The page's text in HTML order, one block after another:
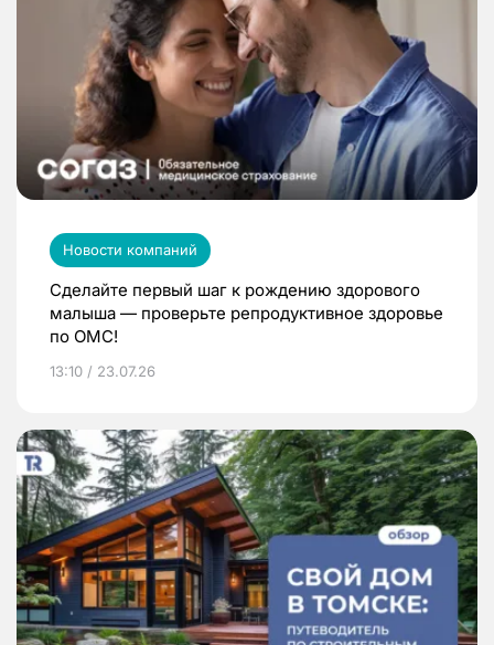
Новости компаний
Сделайте первый шаг к рождению здорового
малыша — проверьте репродуктивное здоровье
по ОМС!
13:10 / 23.07.26